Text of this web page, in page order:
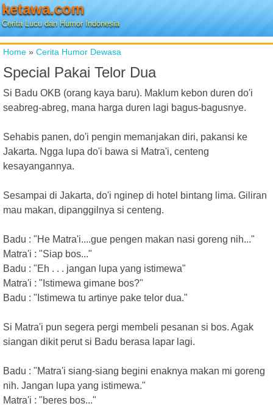
ketawa.com
Cerita Lucu dan Humor Indonesia
Home » Cerita Humor Dewasa
Special Pakai Telor Dua
Si Badu OKB (orang kaya baru). Maklum kebon duren do'i
seabreg-abreg, mana harga duren lagi bagus-bagusnye.
Sehabis panen, do'i pengin memanjakan diri, pakansi ke
Jakarta. Ngga lupa do'i bawa si Matra'i, centeng
kesayangannya.
Sesampai di Jakarta, do'i nginep di hotel bintang lima. Giliran
mau makan, dipanggilnya si centeng.
Badu : "He Matra'i....gue pengen makan nasi goreng nih..."
Matra'i : "Siap bos..."
Badu : "Eh . . . jangan lupa yang istimewa"
Matra'i : "Istimewa gimane bos?"
Badu : "Istimewa tu artinye pake telor dua."
Si Matra'i pun segera pergi membeli pesanan si bos. Agak
siangan dikit perut si Badu berasa lapar lagi.
Badu : "Matra'i siang-siang begini enaknya makan mi goreng
nih. Jangan lupa yang istimewa."
Matra'i : "beres bos..."